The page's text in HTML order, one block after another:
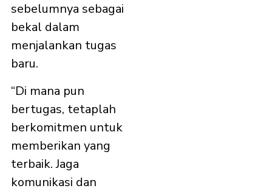
sebelumnya sebagai
bekal dalam
menjalankan tugas
baru.
“Di mana pun
bertugas, tetaplah
berkomitmen untuk
memberikan yang
terbaik. Jaga
komunikasi dan